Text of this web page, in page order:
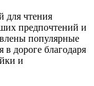
для чтения
предпочтений и
популярные
дороге благодаря
и